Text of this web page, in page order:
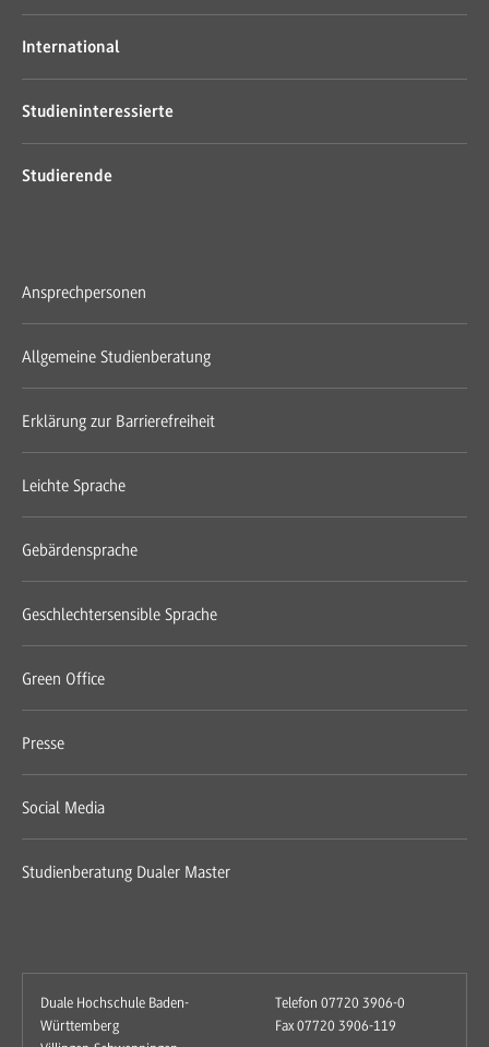
International
Studieninteressierte
Studierende
Ansprechpersonen
Allgemeine Studienberatung
Erklärung zur Barrierefreiheit
Leichte Sprache
Gebärdensprache
Geschlechtersensible Sprache
Green Office
Presse
Social Media
Studienberatung Dualer Master
Duale Hochschule Baden-
Württemberg
Telefon 07720 3906-0
Fax 07720 3906-119